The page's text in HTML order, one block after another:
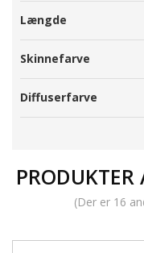
Længde
Skinnefarve
Diffuserfarve
PRODUKTER
(Der er 16